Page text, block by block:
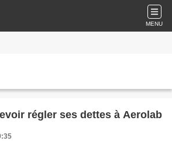
MENU
régler ses dettes à Aerolab